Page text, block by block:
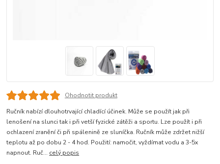
Ohodnotit produkt
Ručník nabízí dlouhotrvající chladící účinek. Může se použít jak při
lenošení na slunci tak i při vetší fyzické zátěži a sportu. Lze použít i při
ochlazení zranění či při spálenině ze sluníčka. Ručník může zdržet nižší
teplotu až po dobu 2 - 4 hod. Použití: namočit, vyždímat vodu a 3-5x
napnout. Ruč... celý popis